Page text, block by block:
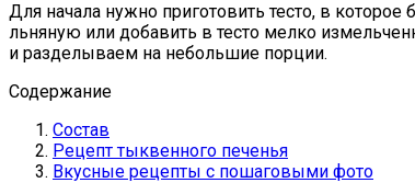
Для начала нужно приготовить тесто, в
льняную или добавить в тесто мелко
и разделываем на небольшие порции.
Содержание
Состав
Рецепт тыквенного печенья
Вкусные рецепты с пошаговыми фото